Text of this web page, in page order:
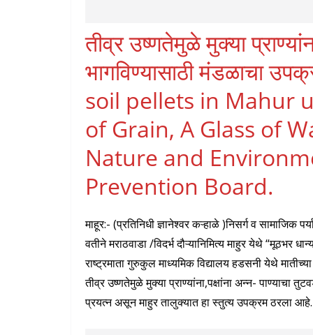
तीव्र उष्णतेमुळे मुक्या
भागविण्यासाठी मंडळाचा
soil pellets in Mahur
of Grain, A Glass of
Nature and
Prevention Board.
माहूर:- (प्रतिनिधी ज्ञानेश्वर कऱ्हाळे )निसर्ग व सामाजिक
वतीने मराठवाडा /विदर्भ दौऱ्यानिमित्य माहुर येथे “मूठभर
राष्ट्रमाता गुरुकुल माध्यमिक विद्यालय हडसनी येथे
तीव्र उष्णतेमुळे मुक्या प्राण्यांना,पक्षांना अन्न- पाण्याचा
प्रयत्न असून माहुर तालुक्यात हा स्तुत्य उपक्रम ठरला आहे.